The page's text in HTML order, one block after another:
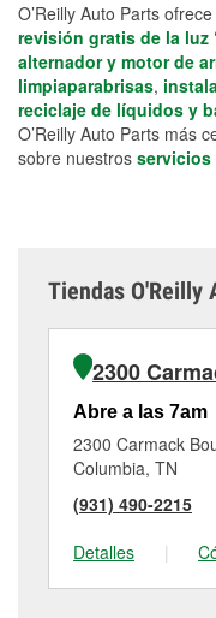
O’Reilly Auto Parts
revisión gratis de la luz
alternador y motor de
limpiaparabrisas,
reciclaje de líquidos y
O’Reilly Auto Parts más
sobre nuestros servicios
Tiendas O'Reilly
2300
Abre a las 7am
2300 Carmack
Columbia, TN
(931) 490-2215
Detalles
|